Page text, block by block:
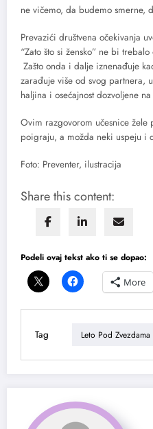
ne vičemo, da budemo smerne,
Prevazići društvena očekivanja
“Zato što si žensko” ne bi
Zašto onda i dalje iznenađuje
zarađuje više od svog partnera,
haljina i osećajnost dozvoljene
Ovim razgovorom učesnice žele
poigraju, a možda neki uspeju i
Foto: Preventer, ilustracija
Share this content:
Podeli ovaj tekst ako ti se dopao:
More
Tag Leto Pod Zvezdama